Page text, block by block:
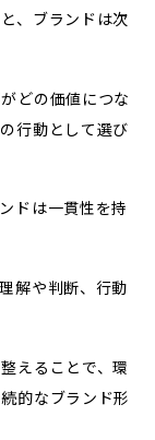
、ブランドは次
どの価値につな
行動として選び
ドは一貫性を持
解や判断、行動
えることで、環
的なブランド形